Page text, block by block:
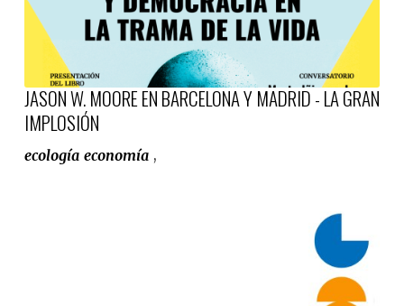
JASON W. MOORE EN BARCELONA Y MADRID - LA GRAN
IMPLOSIÓN
ecología ,
economía